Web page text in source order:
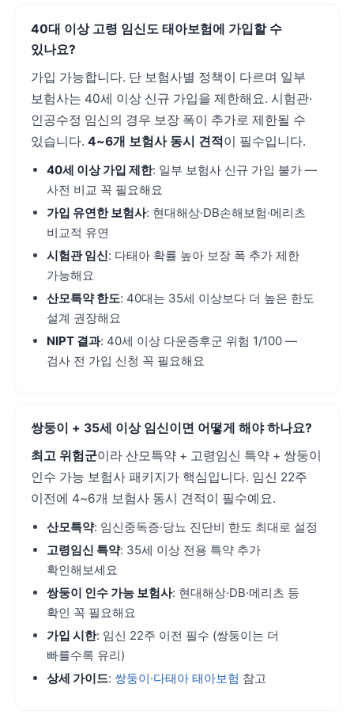
40대 이상 고령 임신도 태아보험에 가입할 수
있나요?
가입 가능합니다. 단 보험사별 정책이 다르며 일부
보험사는 40세 이상 신규 가입을 제한해요. 시험관·
인공수정 임신의 경우 보장 폭이 추가로 제한될 수
있습니다. 4~6개 보험사 동시 견적이 필수입니다.
40세 이상 가입 제한: 일부 보험사 신규 가입 불가 —
사전 비교 꼭 필요해요
가입 유연한 보험사: 현대해상·DB손해보험·메리츠
비교적 유연
시험관 임신: 다태아 확률 높아 보장 폭 추가 제한
가능해요
산모특약 한도: 40대는 35세 이상보다 더 높은 한도
설계 권장해요
NIPT 결과: 40세 이상 다운증후군 위험 1/100 —
검사 전 가입 신청 꼭 필요해요
쌍둥이 + 35세 이상 임신이면 어떻게 해야 하나요?
최고 위험군이라 산모특약 + 고령임신 특약 + 쌍둥이
인수 가능 보험사 패키지가 핵심입니다. 임신 22주
이전에 4~6개 보험사 동시 견적이 필수예요.
산모특약: 임신중독증·당뇨 진단비 한도 최대로 설정
고령임신 특약: 35세 이상 전용 특약 추가
확인해보세요
쌍둥이 인수 가능 보험사: 현대해상·DB·메리츠 등
확인 꼭 필요해요
가입 시한: 임신 22주 이전 필수 (쌍둥이는 더
빠를수록 유리)
상세 가이드: 쌍둥이·다태아 태아보험 참고